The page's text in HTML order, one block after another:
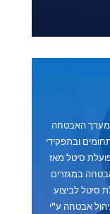
מערך האבטחה
ובתפקידי
פועלת סיטל מאז
במגזרים
סיטל לביצוע
אבטחה ע"י